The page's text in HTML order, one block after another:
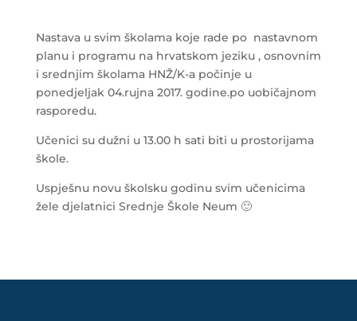
Nastava u svim školama koje rade po nastavnom
planu i programu na hrvatskom jeziku , osnovnim
i srednjim školama HNŽ/K-a počinje u
ponedjeljak 04.rujna 2017. godine.po uobičajnom
rasporedu.
Učenici su dužni u 13.00 h sati biti u prostorijama
škole.
Uspješnu novu školsku godinu svim učenicima
žele djelatnici Srednje Škole Neum 🙂